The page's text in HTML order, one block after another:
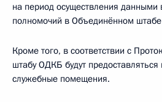
на период осуществления
полномочий в Объединённом
Кроме того, в соответствии с
штабу ОДКБ будут
служебные помещения.